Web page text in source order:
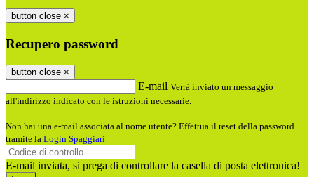
button close ×
Recupero password
button close ×
E-mail Verrà inviato un messaggio
all'indirizzo indicato con le istruzioni necessarie.
Non hai una e-mail associata al nome utente? Effettua il reset della password
tramite la Login Spaggiari
E-mail inviata, si prega di controllare la casella di posta elettronica!